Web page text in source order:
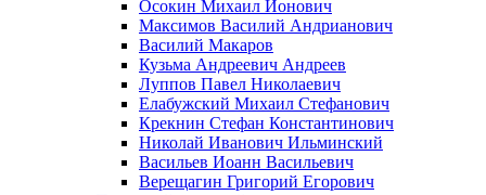
Осокин Михаил Ионович
Максимов Василий Андрианович
Василий Макаров
Кузьма Андреевич Андреев
Луппов Павел Николаевич
Елабужский Михаил Стефанович
Крекнин Стефан Константинович
Николай Иванович Ильминский
Васильев Иоанн Васильевич
Верещагин Григорий Егорович